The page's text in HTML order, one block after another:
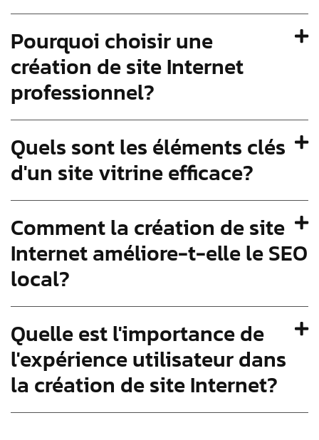
Pourquoi choisir une
création de site Internet
professionnel?
Quels sont les éléments clés
d'un site vitrine efficace?
Comment la création de site
Internet améliore-t-elle le SEO
local?
Quelle est l'importance de
l'expérience utilisateur dans
la création de site Internet?